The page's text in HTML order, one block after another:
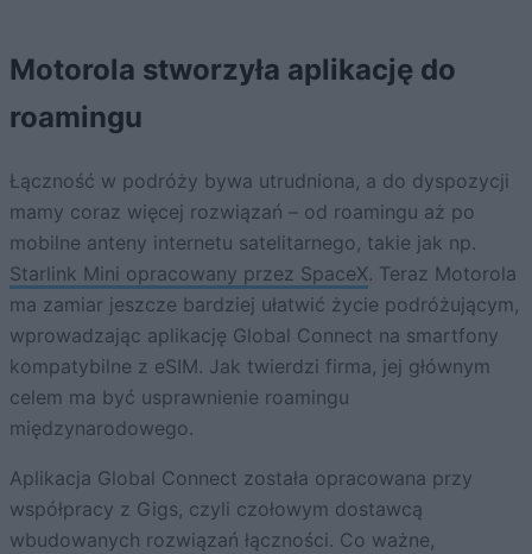
Motorola stworzyła aplikację do
roamingu
Łączność w podróży bywa utrudniona, a do dyspozycji
mamy coraz więcej rozwiązań – od roamingu aż po
mobilne anteny internetu satelitarnego, takie jak np.
Starlink Mini opracowany przez SpaceX. Teraz Motorola
ma zamiar jeszcze bardziej ułatwić życie podróżującym,
wprowadzając aplikację Global Connect na smartfony
kompatybilne z eSIM. Jak twierdzi firma, jej głównym
celem ma być usprawnienie roamingu
międzynarodowego.
Aplikacja Global Connect została opracowana przy
współpracy z Gigs, czyli czołowym dostawcą
wbudowanych rozwiązań łączności. Co ważne,